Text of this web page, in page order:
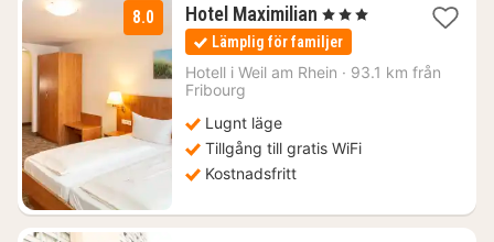
8.0 Hotel Maximilian 1
natt
från
1254
, 3 Stjärnor
Lämplig för familjer
Hotell i Weil am Rhein · 93.1 km från
Fribourg
Lugnt läge
Tillgång till gratis WiFi
Kostnadsfritt